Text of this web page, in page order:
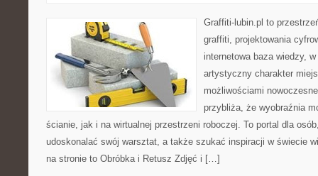
Graffiti-lubin.pl to
graffiti, projektowania
internetowa baza wiedzy,
artystyczny charakter
możliwościami
przybliża, że wyobraźnia
ścianie, jak i na wirtualnej przestrzeni roboczej. To portal dla
udoskonalać swój warsztat, a także szukać inspiracji w świecie
na stronie to Obróbka i Retusz Zdjęć i […]